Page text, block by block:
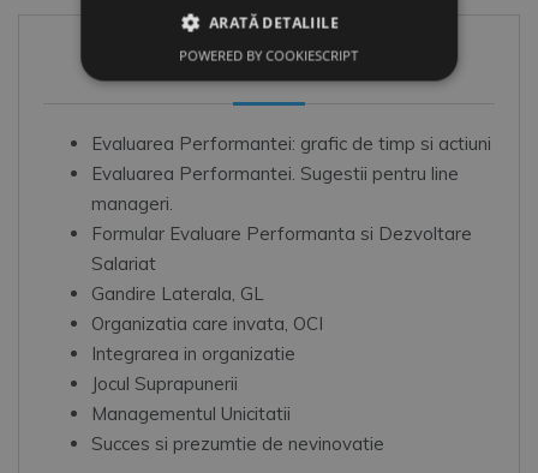
Articole Conexe
Evaluarea Performantei: grafic de timp si actiuni
Evaluarea Performantei. Sugestii pentru line
manageri.
Formular Evaluare Performanta si Dezvoltare
Salariat
Gandire Laterala, GL
Organizatia care invata, OCI
Integrarea in organizatie
Jocul Suprapunerii
Managementul Unicitatii
Succes si prezumtie de nevinovatie
ARATĂ DETALIILE
POWERED BY COOKIESCRIPT